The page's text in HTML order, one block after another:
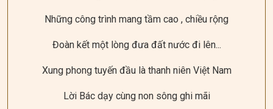
Những công trình mang tầm cao , chiều rộng
Đoàn kết một lòng đưa đất nước đi lên...
Xung phong tuyến đầu là thanh niên Việt Nam
Lời Bác dạy cùng non sông ghi mãi